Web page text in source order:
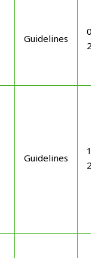
Guidelines
Guidelines